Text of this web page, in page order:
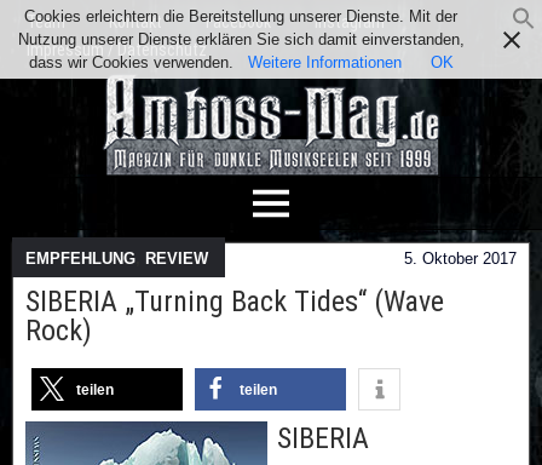
Team Kontakt Facebook
Instagram
Impressum / Datenschutz
EMPFEHLUNG REVIEW 5. Oktober 2017
SIBERIA „Turning Back Tides“ (Wave
Rock)
teilen teilen
SIBERIA
Cookies erleichtern die Bereitstellung unserer Dienste. Mit der
Nutzung unserer Dienste erklären Sie sich damit einverstanden,
dass wir Cookies verwenden.
Weitere Informationen OK